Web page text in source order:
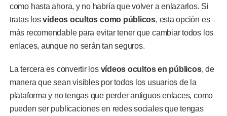
como hasta ahora, y no habría que volver a enlazarlos. Si
tratas losvídeos ocultos como públicos, esta opción es
más recomendable para evitar tener que cambiar todos los
enlaces, aunque no serán tan seguros.
La tercera es convertir los vídeos ocultos en públicos, de
manera que sean visibles por todos los usuarios de la
plataforma y no tengas que perder antiguos enlaces, como
pueden ser publicaciones en redes sociales que tengas